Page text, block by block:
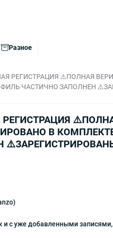
Разное
РЕГИСТРАЦИЯ ⚠️ПОЛНАЯ
ЧАСТИЧНО ЗАПОЛНЕН
РЕГИСТРАЦИЯ
В
и с уже добавленными